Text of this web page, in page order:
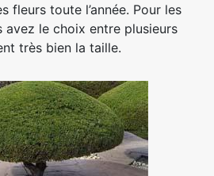
fleurs toute l’année. Pour les
avez le choix entre plusieurs
très bien la taille.